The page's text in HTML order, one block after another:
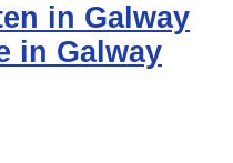
in Galway
in Galway